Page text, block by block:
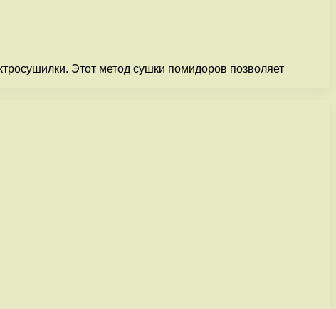
Этот метод сушки помидоров позволяет